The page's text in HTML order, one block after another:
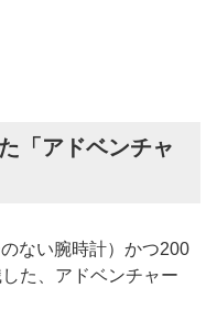
「アドベンチャ
ない腕時計）かつ200
た、アドベンチャー